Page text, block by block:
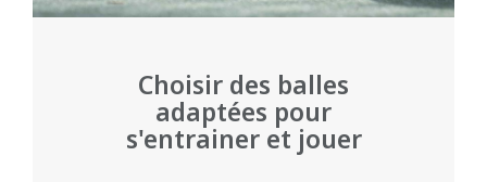
Choisir des balles
adaptées pour
s'entrainer et jouer